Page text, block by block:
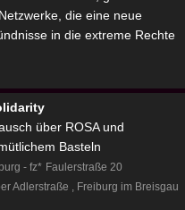
die eine neue
in die extreme Rechte
über ROSA und
Basteln
- fz* Faulerstraße 20
Adlerstraße
Freiburg im Breisgau